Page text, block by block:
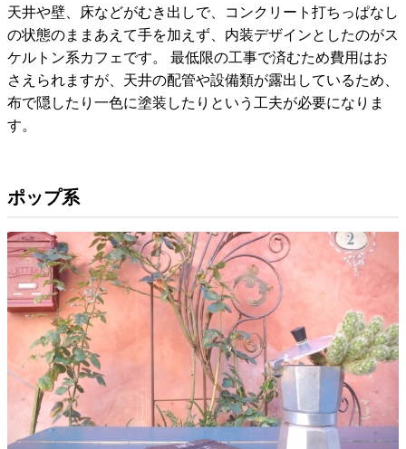
天井や壁、床などがむき出しで、コンクリート打ちっぱなし
の状態のままあえて手を加えず、内装デザインとしたのがス
ケルトン系カフェです。 最低限の工事で済むため費用はお
さえられますが、天井の配管や設備類が露出しているため、
布で隠したり一色に塗装したりという工夫が必要になりま
す。
ポップ系